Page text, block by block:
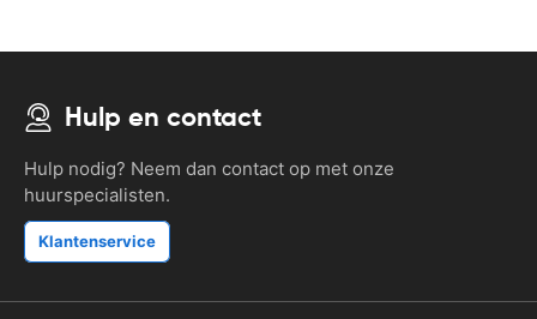
Hulp en contact
Hulp nodig? Neem dan contact op met onze
huurspecialisten.
Klantenservice